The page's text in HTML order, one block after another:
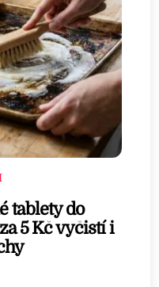
tablety do
5 Kč vyčistí i